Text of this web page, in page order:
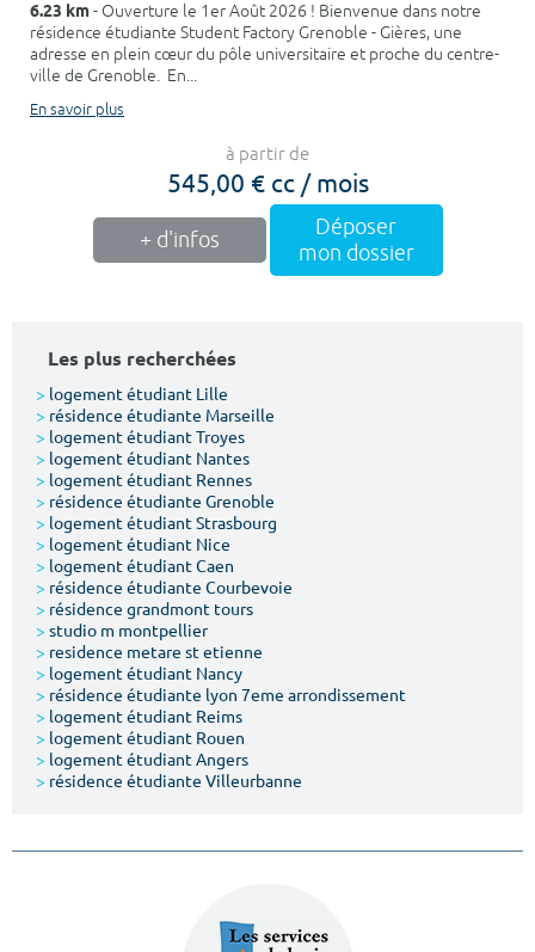
6.23 km- Ouverture le 1er Août 2026 ! Bienvenue dans notre
résidence étudiante Student Factory Grenoble - Gières, une
adresse en plein cœur du pôle universitaire et proche du centre-
ville de Grenoble. En...
En savoir plus
à partir de
545,00 € cc / mois
+ d'infos
Déposer
mon dossier
Les plus recherchées
> logement étudiant Lille
> résidence étudiante Marseille
> logement étudiant Troyes
> logement étudiant Nantes
> logement étudiant Rennes
> résidence étudiante Grenoble
> logement étudiant Strasbourg
> logement étudiant Nice
> logement étudiant Caen
> résidence étudiante Courbevoie
> résidence grandmont tours
> studio m montpellier
> residence metare st etienne
> logement étudiant Nancy
> résidence étudiante lyon 7eme arrondissement
> logement étudiant Reims
> logement étudiant Rouen
> logement étudiant Angers
> résidence étudiante Villeurbanne